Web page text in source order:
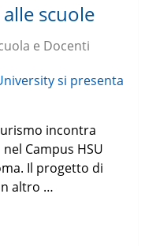
scuole
e Docenti
incontra
Campus HSU
Il progetto di
altro …